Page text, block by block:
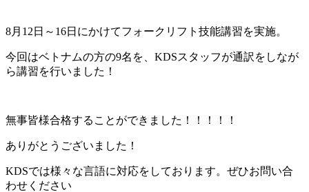
8月12日～16日にかけてフォークリフト技能講習を実施。
今回はベトナムの方の9名を、KDSスタッフが通訳をしなが
ら講習を行いました！
無事皆様合格することができました！！！！！
ありがとうございました！
KDSでは様々な言語に対応をしております。ぜひお問い合
わせください